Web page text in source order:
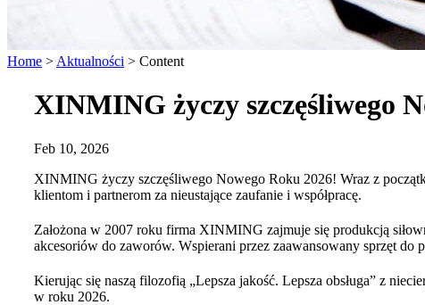
Home > Aktualności > Content
XINMING życzy szczęśliwego
Feb 10, 2026
XINMING życzy szczęśliwego Nowego Roku 2026! Wraz z
klientom i partnerom za nieustające zaufanie i współpracę.
Założona w 2007 roku firma XINMING zajmuje się produkcją
akcesoriów do zaworów. Wspierani przez zaawansowany sprzęt
Kierując się naszą filozofią „Lepsza jakość. Lepsza obsługa” z
w roku 2026.